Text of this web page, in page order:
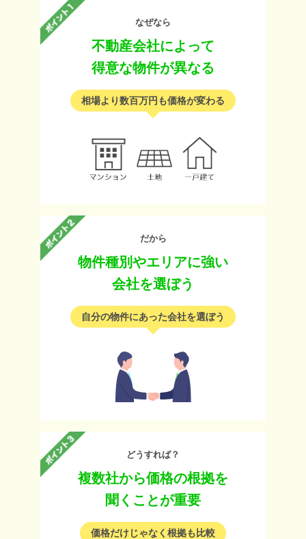
なぜなら
不動産会社によって
得意な物件が異なる
相場より数百万円も価格が変わる
だから
物件種別やエリアに強い
会社を選ぼう
自分の物件にあった会社を選ぼう
どうすれば？
複数社から価格の根拠を
聞くことが重要
価格だけじゃなく根拠も比較